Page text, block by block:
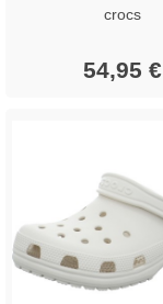
crocs
54,95 €